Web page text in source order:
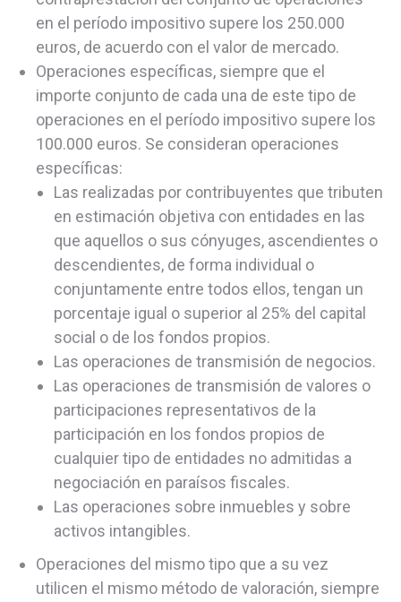
en el período impositivo supere los 250.000
euros, de acuerdo con el valor de mercado.
Operaciones específicas, siempre que el
importe conjunto de cada una de este tipo de
operaciones en el período impositivo supere los
100.000 euros. Se consideran operaciones
específicas:
Las realizadas por contribuyentes que tributen
en estimación objetiva con entidades en las
que aquellos o sus cónyuges, ascendientes o
descendientes, de forma individual o
conjuntamente entre todos ellos, tengan un
porcentaje igual o superior al 25% del capital
social o de los fondos propios.
Las operaciones de transmisión de negocios.
Las operaciones de transmisión de valores o
participaciones representativos de la
participación en los fondos propios de
cualquier tipo de entidades no admitidas a
negociación en paraísos fiscales.
Las operaciones sobre inmuebles y sobre
activos intangibles.
Operaciones del mismo tipo que a su vez
utilicen el mismo método de valoración, siempre